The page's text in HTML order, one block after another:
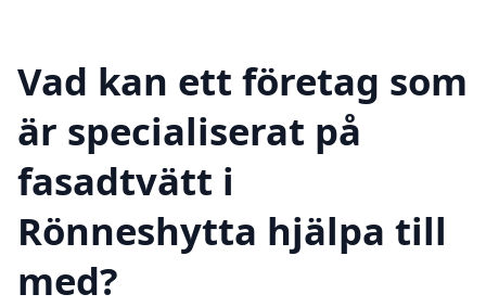
Vad kan ett företag som
är specialiserat på
fasadtvätt i
Rönneshytta hjälpa till
med?